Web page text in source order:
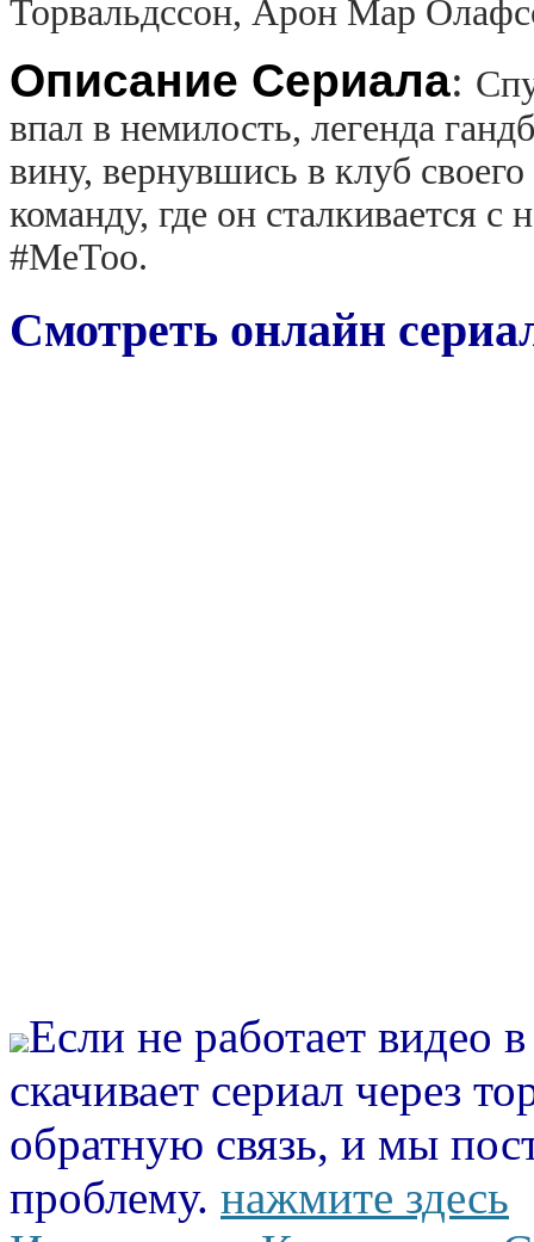
Торвальдссон, Арон Мар
Описание Сериала:
впал в немилость, легенда
вину, вернувшись в клуб
команду, где он сталкивается
#MeToo.
Смотреть онлайн
Если не работает видео
скачивает сериал через
обратную связь, и мы
проблему. нажмите здесь